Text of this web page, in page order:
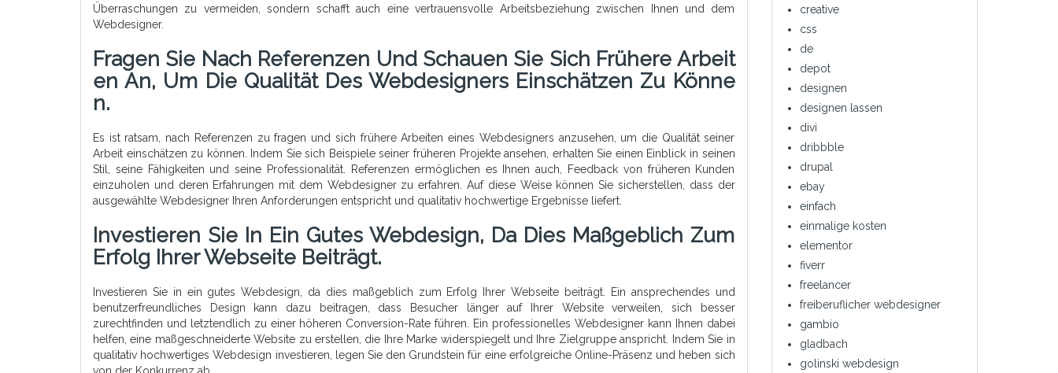
Überraschungen zu vermeiden, sondern schafft auch eine vertrauensvolle Arbeitsbeziehung zwischen Ihnen und dem
Webdesigner.
Fragen Sie Nach Referenzen Und Schauen Sie Sich Frühere Arbeit
En An, Um Die Qualität Des Webdesigners Einschätzen Zu Könne
N.
Es ist ratsam, nach Referenzen zu fragen und sich frühere Arbeiten eines Webdesigners anzusehen, um die Qualität seiner
Arbeit einschätzen zu können. Indem Sie sich Beispiele seiner früheren Projekte ansehen, erhalten Sie einen Einblick in seinen
Stil, seine Fähigkeiten und seine Professionalität. Referenzen ermöglichen es Ihnen auch, Feedback von früheren Kunden
einzuholen und deren Erfahrungen mit dem Webdesigner zu erfahren. Auf diese Weise können Sie sicherstellen, dass der
ausgewählte Webdesigner Ihren Anforderungen entspricht und qualitativ hochwertige Ergebnisse liefert.
Investieren Sie In Ein Gutes Webdesign, Da Dies Maßgeblich Zum
Erfolg Ihrer Webseite Beiträgt.
Investieren Sie in ein gutes Webdesign, da dies maßgeblich zum Erfolg Ihrer Webseite beiträgt. Ein ansprechendes und
benutzerfreundliches Design kann dazu beitragen, dass Besucher länger auf Ihrer Website verweilen, sich besser
zurechtfinden und letztendlich zu einer höheren Conversion-Rate führen. Ein professionelles Webdesigner kann Ihnen dabei
helfen, eine maßgeschneiderte Website zu erstellen, die Ihre Marke widerspiegelt und Ihre Zielgruppe anspricht. Indem Sie in
qualitativ hochwertiges Webdesign investieren, legen Sie den Grundstein für eine erfolgreiche Online-Präsenz und heben sich
von der Konkurrenz ab.
creative
css
de
depot
designen
designen lassen
divi
dribbble
drupal
ebay
einfach
einmalige kosten
elementor
fiverr
freelancer
freiberuflicher webdesigner
gambio
gladbach
golinski webdesign